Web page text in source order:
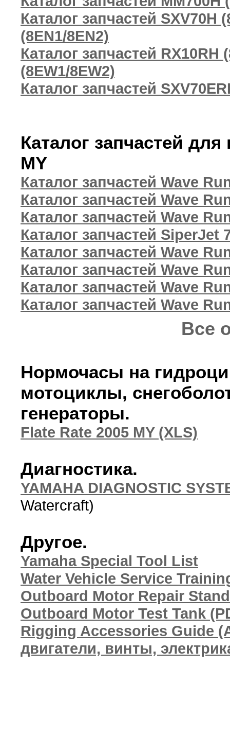
Каталог запчастей SXV70H
(8EN1/8EN2)
Каталог запчастей RX10RH
(8EW1/8EW2)
Каталог запчастей
Каталог запчастей
MY
Каталог запчастей Wave
Каталог запчастей Wave
Каталог запчастей Wave
Каталог запчастей SiperJet
Каталог запчастей Wave
Каталог запчастей Wave
Каталог запчастей Wave
Каталог запчастей Wave
Все
Нормочасы на
мотоциклы,
генераторы.
Flate Rate 2005 MY (XLS)
Диагностика.
YAMAHA DIAGNOSTIC
Watercraft)
Другое.
Yamaha Special Tool List
Water Vehicle Service
Outboard Motor Repair
Outboard Motor Test Tank
Rigging Accessories Guide
двигатели, винты,